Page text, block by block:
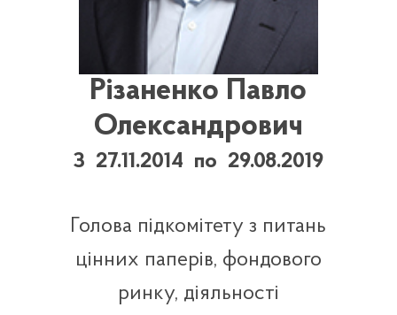
Різаненко Павло
Олександрович
З 27.11.2014 по 29.08.2019
Голова підкомітету з питань
цінних паперів, фондового
ринку, діяльності